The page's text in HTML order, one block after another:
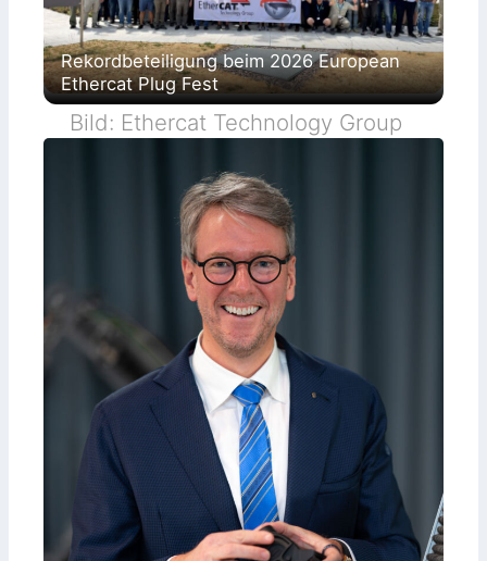
Rekordbeteiligung beim 2026 European
Ethercat Plug Fest
Bild: Ethercat Technology Group